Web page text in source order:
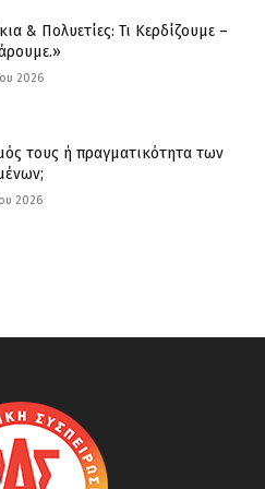
& Πολυετίες: Τι Κερδίζουμε –
2026
τους ή πραγματικότητα των
2026